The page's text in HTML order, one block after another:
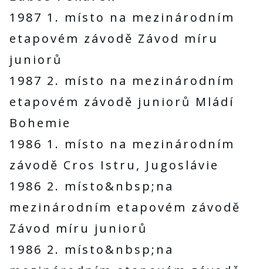
1987 1. místo na mezinárodním
etapovém závodě Závod míru
juniorů
1987 2. místo na mezinárodním
etapovém závodě juniorů Mládí
Bohemie
1986 1. místo na mezinárodním
závodě Cros Istru, Jugoslávie
1986 2. místo&nbsp;na
mezinárodním etapovém závodě
Závod míru juniorů
1986 2. místo&nbsp;na